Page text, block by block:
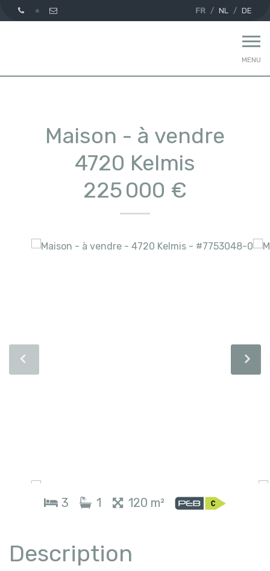
FR NL DE
MENU
Maison - à vendre
4720 Kelmis
225 000 €
3 1 120 m²
Description